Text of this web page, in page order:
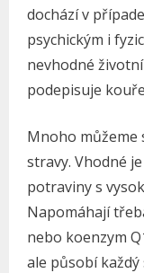
dochází v
psychickým i
nevhodné
podepisuje
Mnoho můžeme
stravy. Vhodné
potraviny s
Napomáhají
nebo koenzym
ale působí